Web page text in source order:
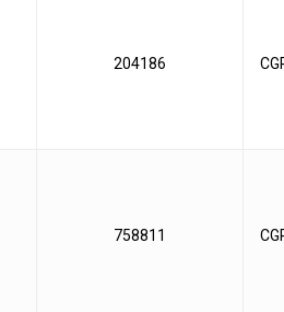
204186
758811